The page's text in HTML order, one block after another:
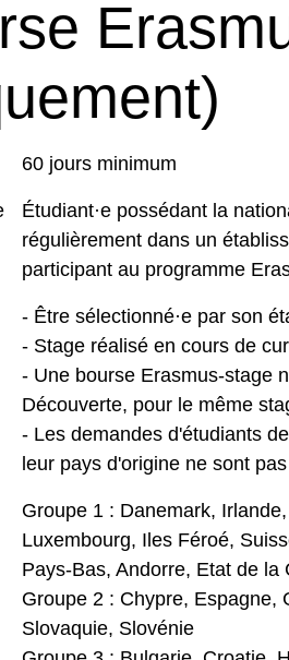
60 jours minimum
Étudiant·e possédant la
régulièrement dans un
participant au programme
- Être sélectionné·e par son
- Stage réalisé en cours de
- Une bourse Erasmus-stage
Découverte, pour le même
- Les demandes d'étudiants
leur pays d'origine ne sont
Groupe 1 : Danemark,
Luxembourg, Iles Féroé,
Pays-Bas, Andorre, Etat de
Groupe 2 : Chypre, Espagne,
Slovaquie, Slovénie